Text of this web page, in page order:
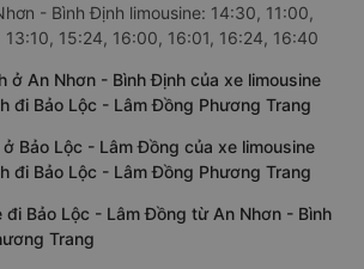
- Bình Định limousine: 14:30, 11:00,
13:10, 15:24, 16:00, 16:01, 16:24, 16:40
ở An Nhơn - Bình Định của xe limousine
đi Bảo Lộc - Lâm Đồng Phương Trang
Bảo Lộc - Lâm Đồng của xe limousine
đi Bảo Lộc - Lâm Đồng Phương Trang
đi Bảo Lộc - Lâm Đồng từ An Nhơn - Bình
Trang